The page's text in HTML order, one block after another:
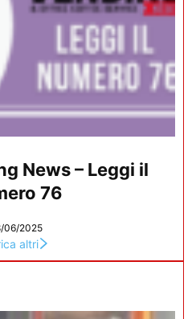
News – Leggi il
76
06/2025
altri